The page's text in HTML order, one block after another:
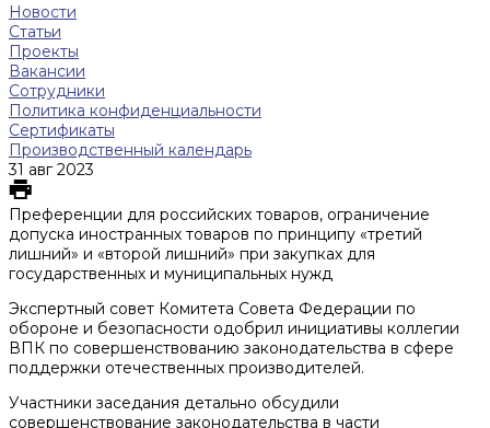
Новости
Статьи
Проекты
Вакансии
Сотрудники
Политика конфиденциальности
Сертификаты
Производственный календарь
31 авг 2023
Преференции для российских товаров, ограничение
допуска иностранных товаров по принципу «третий
лишний» и «второй лишний» при закупках для
государственных и муниципальных нужд
Экспертный совет Комитета Совета Федерации по
обороне и безопасности одобрил инициативы коллегии
ВПК по совершенствованию законодательства в сфере
поддержки отечественных производителей.
Участники заседания детально обсудили
совершенствование законодательства в части